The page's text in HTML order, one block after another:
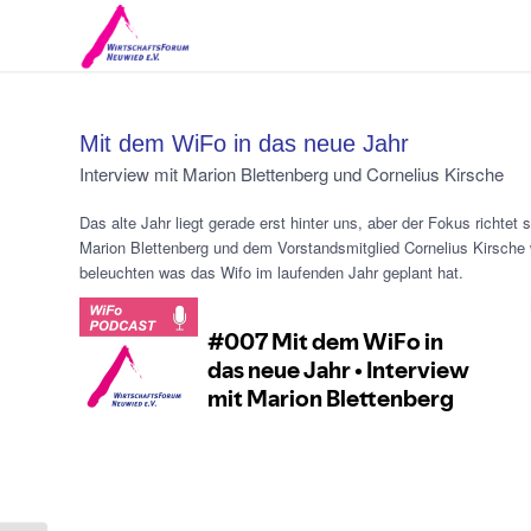
Mit dem WiFo in das neue Jahr
Interview mit Marion Blettenberg und Cornelius Kirsche
Das alte Jahr liegt gerade erst hinter uns, aber der Fokus
Marion Blettenberg und dem Vorstandsmitglied Cornelius
beleuchten was das Wifo im laufenden Jahr geplant hat.